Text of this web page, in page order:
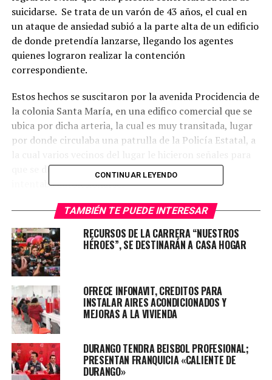
suicidarse. Se trata de un varón de 43 años, el cual en
un ataque de ansiedad subió a la parte alta de un edificio
de donde pretendía lanzarse, llegando los agentes
quienes lograron realizar la contención
correspondiente.
Estos hechos se suscitaron por la avenida Procidencia de
la colonia Santa María, en una edifico comercial que se
ubica por dicha arteria, la cual es muy transitada, lugar
por donde circulaba una patrulla de la Policía Estatal, a
que se detuviera, indicándoles que una persona
intentaba autolesionarse.
CONTINUAR LEYENDO
TAMBIÉN TE PUEDE INTERESAR
RECURSOS DE LA CARRERA “NUESTROS
HÉROES”, SE DESTINARÁN A CASA HOGAR
OFRECE INFONAVIT, CREDITOS PARA
INSTALAR AIRES ACONDICIONADOS Y
MEJORAS A LA VIVIENDA
DURANGO TENDRA BEISBOL PROFESIONAL;
PRESENTAN FRANQUICIA «CALIENTE DE
DURANGO»